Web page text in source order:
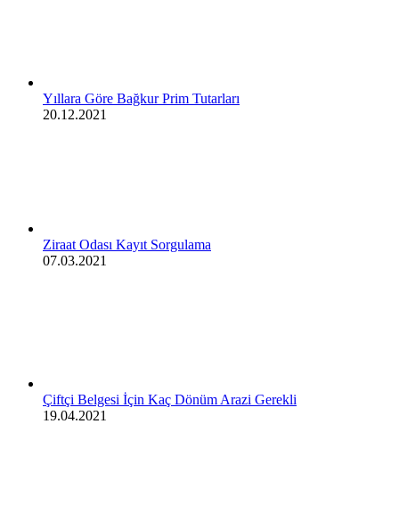
Yıllara Göre Bağkur Prim Tutarları
20.12.2021
Ziraat Odası Kayıt Sorgulama
07.03.2021
Çiftçi Belgesi İçin Kaç Dönüm Arazi Gerekli
19.04.2021